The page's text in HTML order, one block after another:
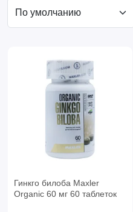
Гинкго билоба Maxler
Organic 60 мг 60 таблеток